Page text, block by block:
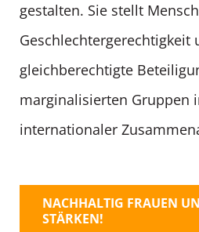
gestalten. Sie stellt
Geschlechtergerechtigkeit
gleichberechtigte
marginalisierten Gruppen
internationaler
NACHHALTIG FRAUEN
STÄRKEN!